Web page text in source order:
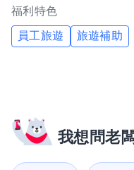
福利特色
員工旅遊 旅遊補助
我想問老